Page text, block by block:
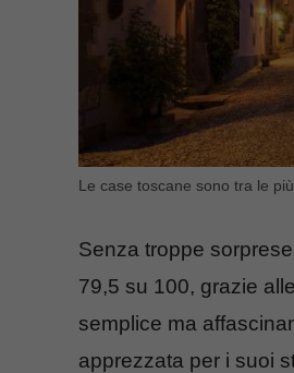
Le case toscane sono tra le
Senza troppe
79,5 su 100, grazie
semplice ma
apprezzata per i suoi